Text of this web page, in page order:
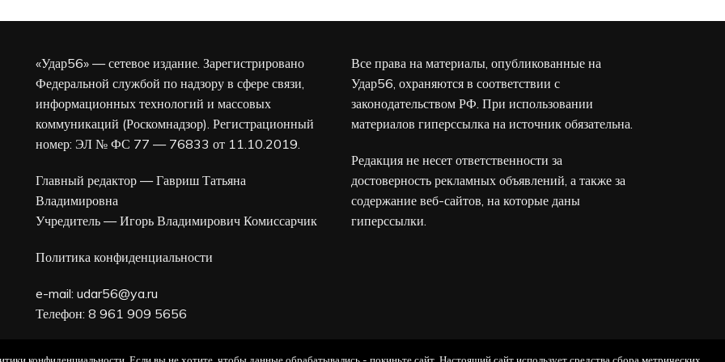
«Удар56» — сетевое издание. Зарегистрировано
Федеральной службой по надзору в сфере связи,
информационных технологий и массовых
коммуникаций (Роскомнадзор). Регистрационный
номер: ЭЛ № ФС 77 — 76833 от 11.10.2019.
Главный редактор — Гавриш Татьяна
Владимировна
Учредитель — Игорь Владимирович Комиссарчик
Политика конфиденциальности
e-mail: udar56@ya.ru
Телефон: 8 961 909 5656
Все права на материалы, опубликованные на
Удар56, охраняются в соответствии с
законодательством РФ. При использовании
материалов гиперссылка на источник обязательна.
Редакция не несет ответственности за
достоверность рекламных объявлений, а также за
содержание веб-сайтов, на которые даны
гиперссылки.